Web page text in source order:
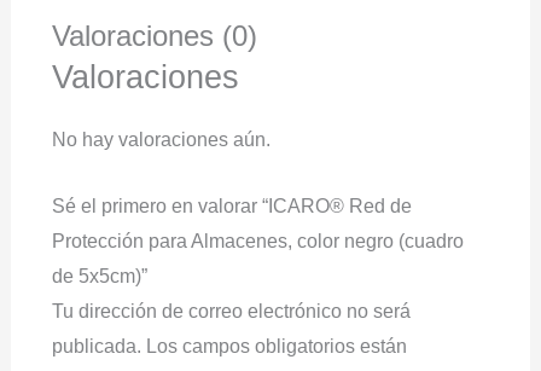
Valoraciones (0)
Valoraciones
No hay valoraciones aún.
Sé el primero en valorar “ICARO® Red de
Protección para Almacenes, color negro (cuadro
de 5x5cm)”
Tu dirección de correo electrónico no será
publicada. Los campos obligatorios están